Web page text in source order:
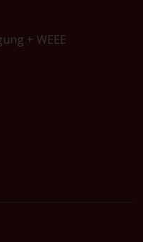
+ WEEE